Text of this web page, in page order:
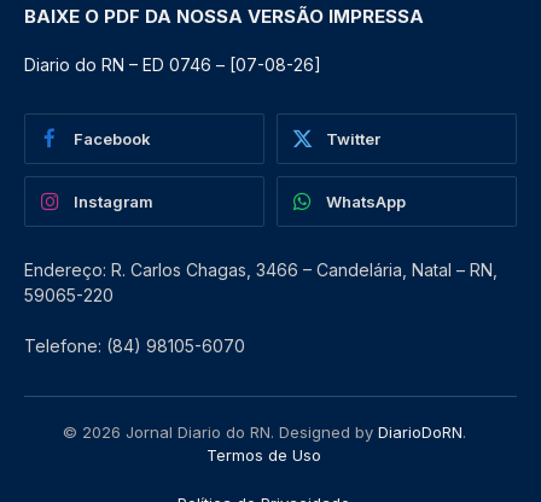
BAIXE O PDF DA NOSSA VERSÃO IMPRESSA
Diario do RN – ED 0746 – [07-08-26]
Facebook Twitter
Instagram WhatsApp
Endereço: R. Carlos Chagas, 3466 – Candelária, Natal – RN,
59065-220
Telefone: (84) 98105-6070
© 2026 Jornal Diario do RN. Designed by DiarioDoRN.
Termos de Uso